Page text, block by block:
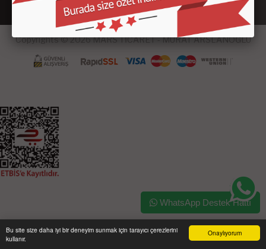
Onaylıyorum
Bu site size daha iyi bir deneyim sunmak için tarayıcı çerezlerini
kullanır.
Copyrights © 2026 MARS TİCARET - MURAT ARSLANOĞLU
Ana Sayfa Sipariş Takibi İletişim
WhatsApp Destek Hattı